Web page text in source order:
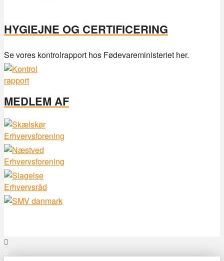
HYGIEJNE OG CERTIFICERING
Se vores kontrolrapport hos Fødevareministeriet her.
MEDLEM AF